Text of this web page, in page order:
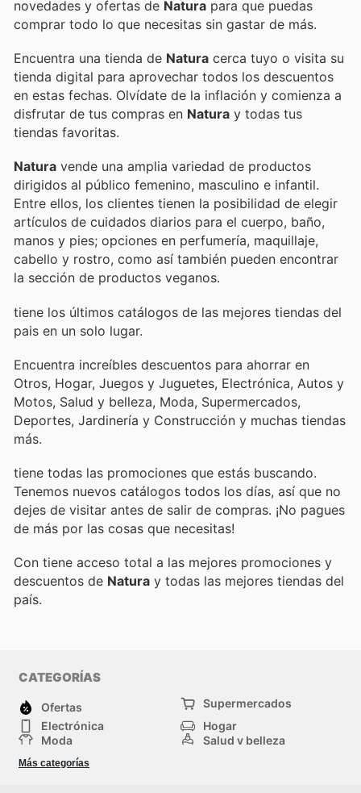
novedades y ofertas de Natura para que puedas
comprar todo lo que necesitas sin gastar de más.
Encuentra una tienda de Natura cerca tuyo o visita su
tienda digital para aprovechar todos los descuentos
en estas fechas. Olvídate de la inflación y comienza a
disfrutar de tus compras en Natura y todas tus
tiendas favoritas.
Natura vende una amplia variedad de productos
dirigidos al público femenino, masculino e infantil.
Entre ellos, los clientes tienen la posibilidad de elegir
artículos de cuidados diarios para el cuerpo, baño,
manos y pies; opciones en perfumería, maquillaje,
cabello y rostro, como así también pueden encontrar
la sección de productos veganos.
tiene los últimos catálogos de las mejores tiendas del
pais en un solo lugar.
Encuentra increíbles descuentos para ahorrar en
Otros, Hogar, Juegos y Juguetes, Electrónica, Autos y
Motos, Salud y belleza, Moda, Supermercados,
Deportes, Jardinería y Construcción y muchas tiendas
más.
tiene todas las promociones que estás buscando.
Tenemos nuevos catálogos todos los días, así que no
dejes de visitar antes de salir de compras. ¡No pagues
de más por las cosas que necesitas!
Con tiene acceso total a las mejores promociones y
descuentos de Natura y todas las mejores tiendas del
país.
CATEGORÍAS
Ofertas
Supermercados
Electrónica
Hogar
Moda
Salud y belleza
Deportes
Más categorías